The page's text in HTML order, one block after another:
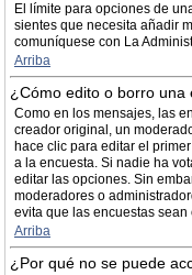
El límite para opciones de
sientes que necesita añadir
comuníquese con La
Arriba
¿Cómo edito o borro una
Como en los mensajes, las
creador original, un
hace clic para editar el
a la encuesta. Si nadie ha
editar las opciones. Sin
moderadores o
evita que las encuestas
Arriba
¿Por qué no se puede